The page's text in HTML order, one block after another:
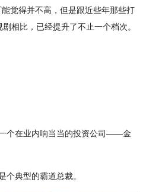
觉得并不高，但是跟近些年那些打
相比，已经提升了不止一个档次。
个在业内响当当的投资公司——金
典型的霸道总裁。